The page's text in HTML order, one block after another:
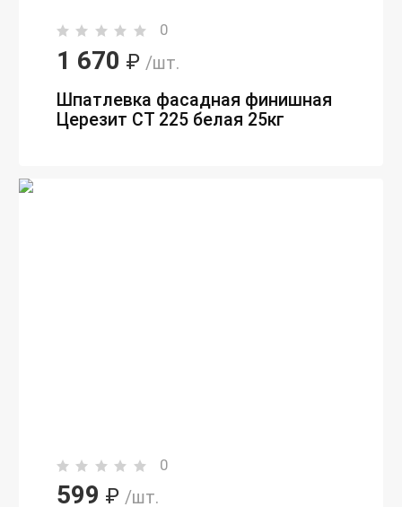
0
1 670 ₽ /шт.
Шпатлевка фасадная финишная
Церезит СТ 225 белая 25кг
0
599 ₽ /шт.